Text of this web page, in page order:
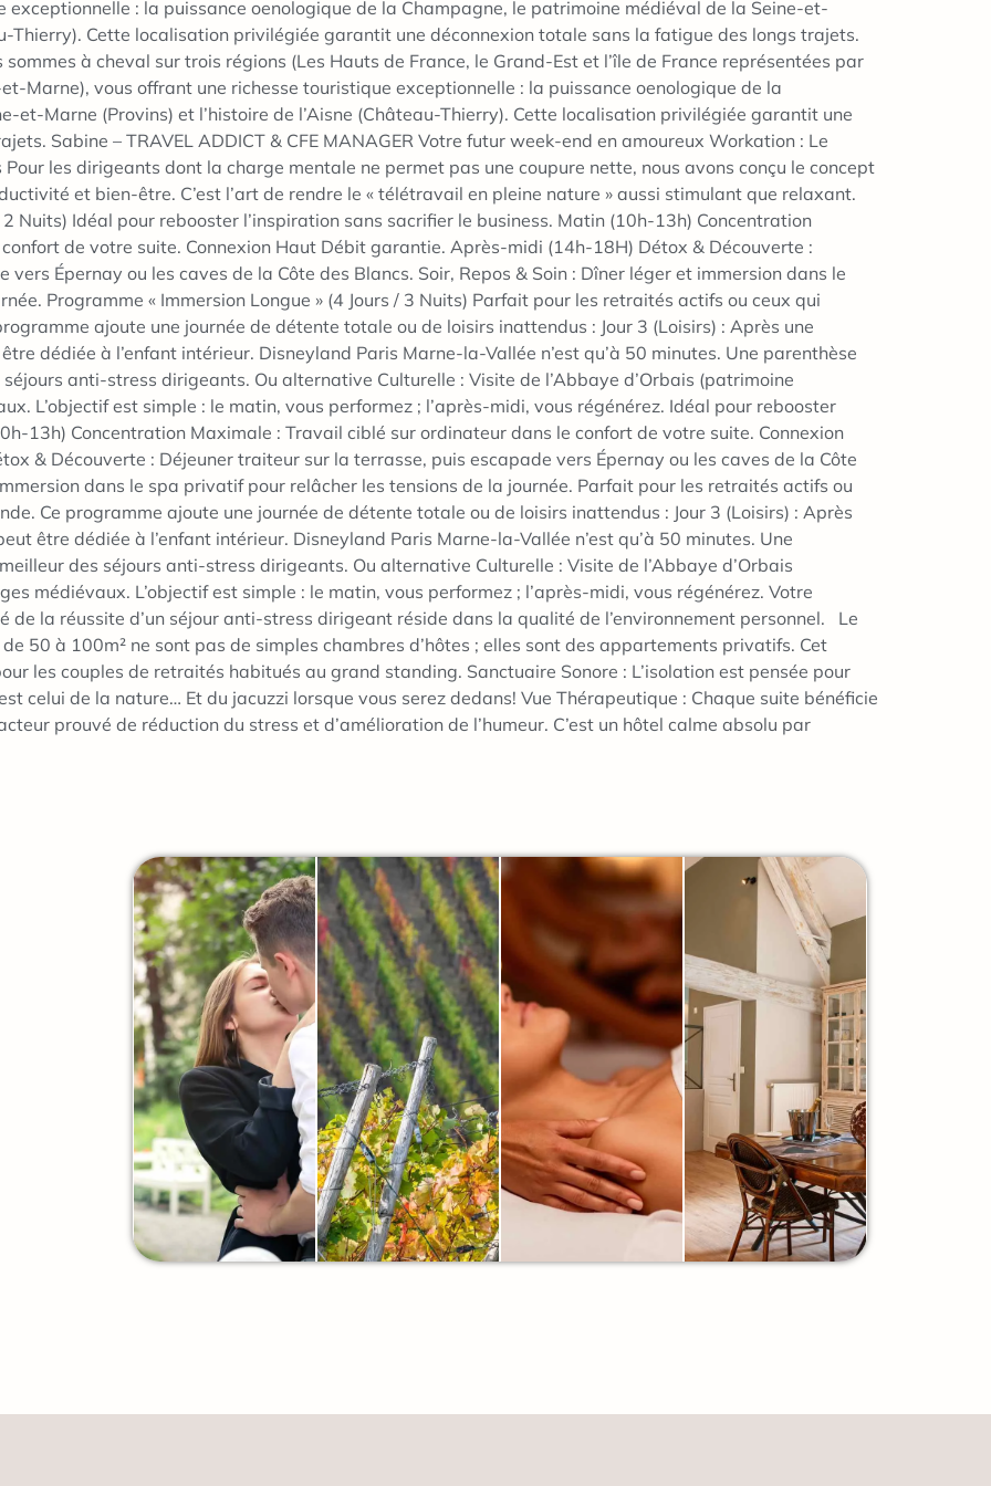
: la puissance oenologique de la Champagne, le patrimoine médiéval de la Seine-et-
Thierry). Cette localisation privilégiée garantit une déconnexion totale sans la fatigue des longs trajets.
à cheval sur trois régions (Les Hauts de France, le Grand-Est et l’île de France représentées par
Marne), vous offrant une richesse touristique exceptionnelle : la puissance oenologique de la
et-Marne (Provins) et l’histoire de l’Aisne (Château-Thierry). Cette localisation privilégiée garantit une
Sabine – TRAVEL ADDICT & CFE MANAGER Votre futur week-end en amoureux Workation : Le
les dirigeants dont la charge mentale ne permet pas une coupure nette, nous avons conçu le concept
et bien-être. C’est l’art de rendre le « télétravail en pleine nature » aussi stimulant que relaxant.
Nuits) Idéal pour rebooster l’inspiration sans sacrifier le business. Matin (10h-13h) Concentration
de votre suite. Connexion Haut Débit garantie. Après-midi (14h-18H) Détox & Découverte :
Épernay ou les caves de la Côte des Blancs. Soir, Repos & Soin : Dîner léger et immersion dans le
Programme « Immersion Longue » (4 Jours / 3 Nuits) Parfait pour les retraités actifs ou ceux qui
ajoute une journée de détente totale ou de loisirs inattendus : Jour 3 (Loisirs) : Après une
dédiée à l’enfant intérieur. Disneyland Paris Marne-la-Vallée n’est qu’à 50 minutes. Une parenthèse
anti-stress dirigeants. Ou alternative Culturelle : Visite de l’Abbaye d’Orbais (patrimoine
L’objectif est simple : le matin, vous performez ; l’après-midi, vous régénérez. Idéal pour rebooster
13h) Concentration Maximale : Travail ciblé sur ordinateur dans le confort de votre suite. Connexion
& Découverte : Déjeuner traiteur sur la terrasse, puis escapade vers Épernay ou les caves de la Côte
dans le spa privatif pour relâcher les tensions de la journée. Parfait pour les retraités actifs ou
Ce programme ajoute une journée de détente totale ou de loisirs inattendus : Jour 3 (Loisirs) : Après
être dédiée à l’enfant intérieur. Disneyland Paris Marne-la-Vallée n’est qu’à 50 minutes. Une
des séjours anti-stress dirigeants. Ou alternative Culturelle : Visite de l’Abbaye d’Orbais
médiévaux. L’objectif est simple : le matin, vous performez ; l’après-midi, vous régénérez. Votre
de la réussite d’un séjour anti-stress dirigeant réside dans la qualité de l’environnement personnel. Le
50 à 100m² ne sont pas de simples chambres d’hôtes ; elles sont des appartements privatifs. Cet
les couples de retraités habitués au grand standing. Sanctuaire Sonore : L’isolation est pensée pour
celui de la nature… Et du jacuzzi lorsque vous serez dedans! Vue Thérapeutique : Chaque suite bénéficie
prouvé de réduction du stress et d’amélioration de l’humeur. C’est un hôtel calme absolu par